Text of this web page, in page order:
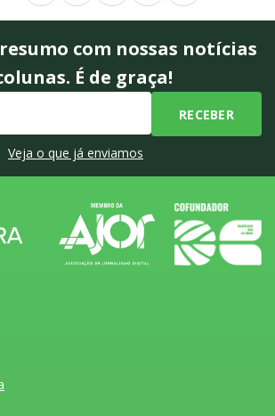
com nossas notícias
É de graça!
Veja o que já enviamos